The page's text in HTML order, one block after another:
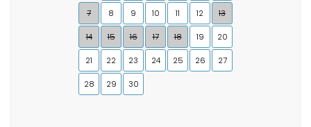
7 8 9 10 11 12 13
14 15 16 17 18 19 20
21 22 23 24 25 26 27
28 29 30